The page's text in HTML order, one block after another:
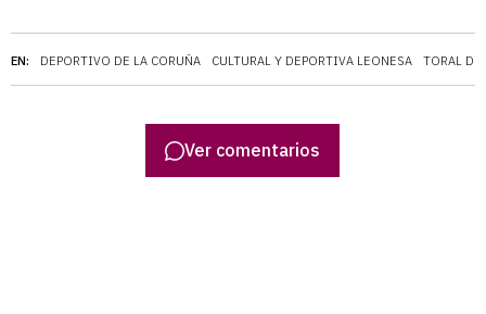
EN: DEPORTIVO DE LA CORUÑA CULTURAL Y DEPORTIVA LEONESA TORAL DE
Ver comentarios